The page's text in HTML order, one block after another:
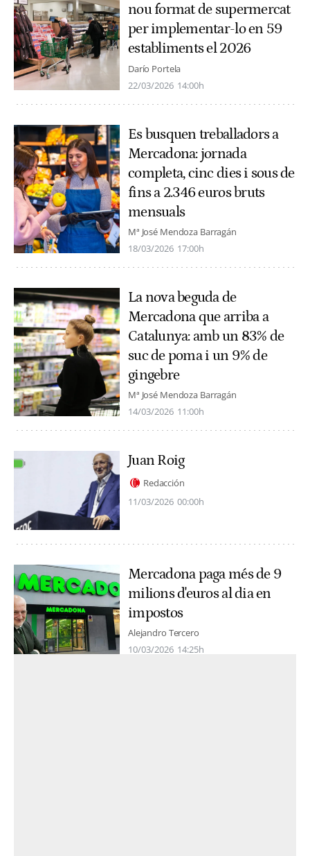
nou format de supermercat
per implementar-lo en 59
establiments el 2026
Darío Portela
22/03/2026 14:00h
Es busquen treballadors a
Mercadona: jornada
completa, cinc dies i sous de
fins a 2.346 euros bruts
mensuals
Mª José Mendoza Barragán
18/03/2026 17:00h
La nova beguda de
Mercadona que arriba a
Catalunya: amb un 83% de
suc de poma i un 9% de
gingebre
Mª José Mendoza Barragán
14/03/2026 11:00h
Juan Roig
Redacción
11/03/2026 00:00h
Mercadona paga més de 9
milions d'euros al dia en
impostos
Alejandro Tercero
10/03/2026 14:25h